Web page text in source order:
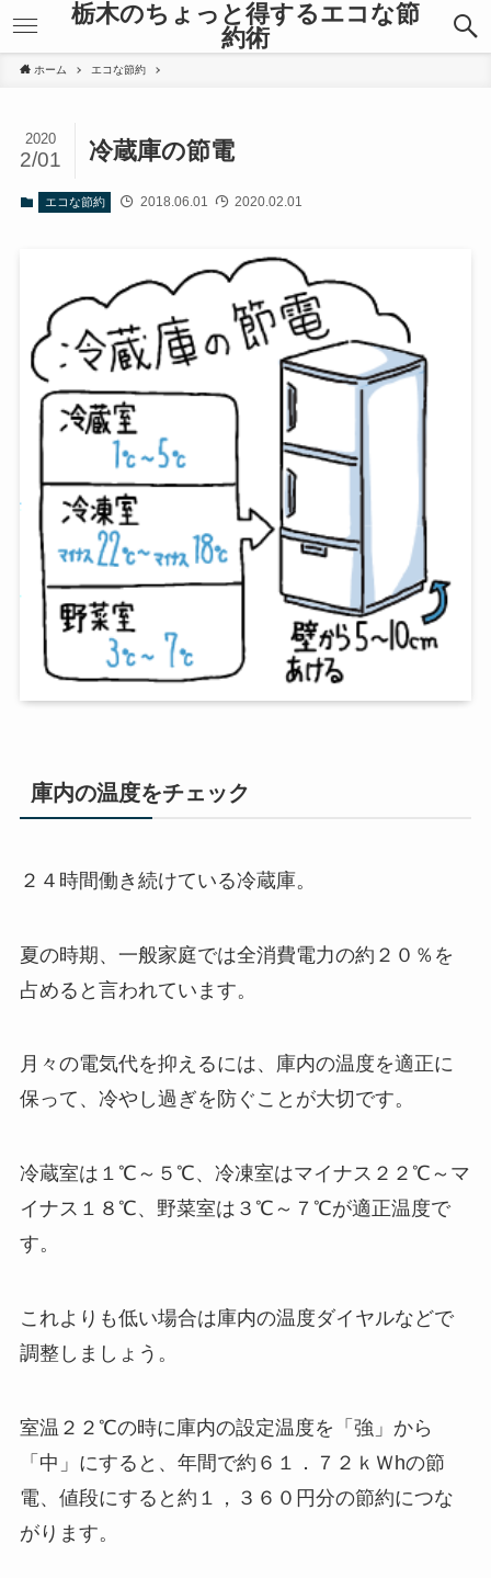
栃木のちょっと得するエコな節
約術
ホーム エコな節約
冷蔵庫の節電
2020
2/01
エコな節約 2018.06.01 2020.02.01
庫内の温度をチェック
２４時間働き続けている冷蔵庫。
夏の時期、一般家庭では全消費電力の約２０％を
占めると言われています。
月々の電気代を抑えるには、庫内の温度を適正に
保って、冷やし過ぎを防ぐことが大切です。
冷蔵室は１℃～５℃、冷凍室はマイナス２２℃～マ
イナス１８℃、野菜室は３℃～７℃が適正温度で
す。
これよりも低い場合は庫内の温度ダイヤルなどで
調整しましょう。
室温２２℃の時に庫内の設定温度を「強」から
「中」にすると、年間で約６１．７２ｋＷhの節
電、値段にすると約１，３６０円分の節約につな
がります。